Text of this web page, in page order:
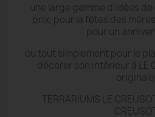
une large gamme d'idées
prix, pour la fêtes des
pour un
ou tout simplement pour le
décorer son intérieur à LE
originale.
TERRARIUMS LE